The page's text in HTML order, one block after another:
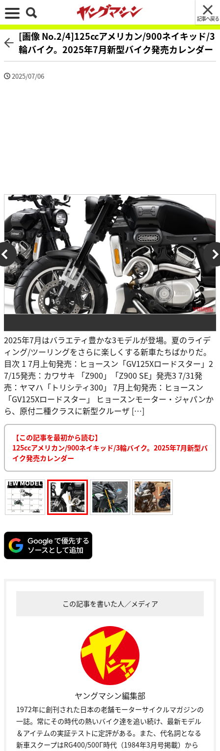
記事へ戻る
[画像 No.2/4]125ccアメリカン/900ネイキッド/3
輪バイク。2025年7月新型バイク発売カレンダー
2025/07/06
2025年7月はバラエティ豊かな3モデルが登場。夏のライデ
ィング/ツーリングをさらに楽しくする新車たちばかりだ。
目次 1 7月上旬発売：ヒョースン「GV125Xロードスター」2
7/15発売：カワサキ 「Z900」「Z900 SE」発売3 7/31発
売：ヤマハ「トリシティ300」 7月上旬発売：ヒョースン
「GV125Xロードスター」 ヒョースンモーター・ジャパンか
ら、原付二種クラスに新型クルーザ […]
【この記事を最初から読む】
125ccアメリカン/900ネイキッド/3輪バイク。2025年7月新型バ
イク発売カレンダー
この記事を書いた人／メディア
ヤングマシン編集部
1972年に創刊された日本の老舗モーターサイクルマガジンの
一誌。常にその時代の熱いバイク達を追い続け、最新モデル
＆アイテムの実証テストに定評がある。また、代名詞となる
新車スクープはRG400/500Γ時代（1984年3月号掲載）から